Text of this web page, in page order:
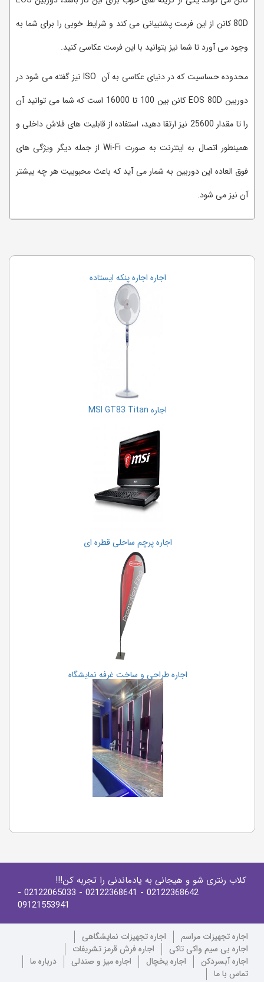
80D کانن از این فرمت پشتیبانی می کند و شرایط خوبی را برای شما به
وجود می آورد تا شما نیز بتوانید با این فرمت عکاسی کنید.
محدوده حساسیت که در دنیای عکاسی به آن ISO نیز گفته می شود در
دوربین EOS 80D کانن بین 100 تا 16000 است که شما می توانید آن
را تا مقدار 25600 نیز ارتقا دهید، استفاده از قابلیت های فلاش داخلی و
همینطور اتصال به اینترنت به صورت Wi-Fi از جمله دیگر ویژگی های
فوق العاده این دوربین به شمار می آید که باعث محبوبیت هر چه بیشتر
آن نیز می شود.
اجاره تخته وایت برد
کلاب رنتری شو و هیجانی به یادماندنی را تجربه کن!!!
02122368642
- 02122368641
- 02122065033
-
09121553941
اجاره تجهیزات مراسم
اجاره تجهیزات نمایشگاهی
اجاره بی سیم واکی تاکی
اجاره فرش قرمز تشریفات
اجاره آبسردکن
اجاره یخچال اجاره میز و صندلی
درباره ما
تماس با ما